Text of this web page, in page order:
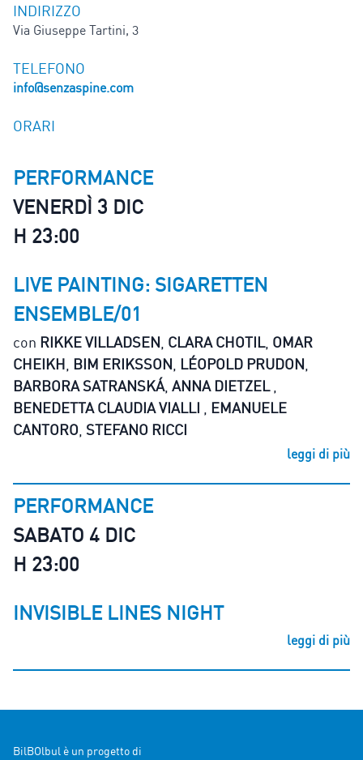
INDIRIZZO
Via Giuseppe Tartini, 3
TELEFONO
info@senzaspine.com
ORARI
PERFORMANCE
VENERDÌ 3 DIC
H 23:00
LIVE PAINTING: SIGARETTEN
ENSEMBLE/01
con RIKKE VILLADSEN CLARA CHOTIL, OMAR
CHEIKH BIM ERIKSSON LÉOPOLD PRUDON
BARBORA SATRANSKÁ, ANNA DIETZEL
BENEDETTA CLAUDIA VIALLI
EMANUELE
CANTORO STEFANO RICCI
leggi di più
PERFORMANCE
SABATO 4 DIC
H 23:00
INVISIBLE LINES NIGHT
leggi di più
BilBOlbul è un progetto di